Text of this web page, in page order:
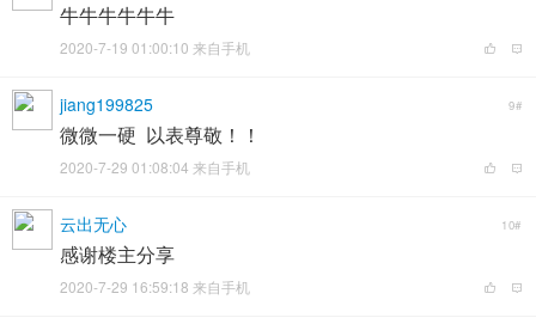
牛牛牛牛牛牛
2020-7-19 01:00:10 来自手机
jiang199825 9#
微微一硬 以表尊敬！！
2020-7-29 01:08:04 来自手机
云出无心 10#
感谢楼主分享
2020-7-29 16:59:18 来自手机